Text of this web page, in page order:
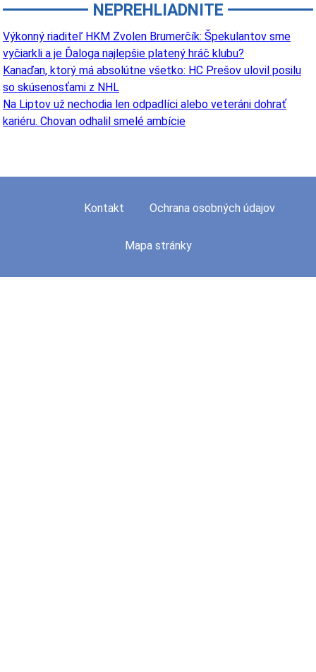
NEPREHLIADNITE
Výkonný riaditeľ HKM Zvolen Brumerčík: Špekulantov sme
vyčiarkli a je Ďaloga najlepšie platený hráč klubu?
Kanaďan, ktorý má absolútne všetko: HC Prešov ulovil posilu
so skúsenosťami z NHL
Na Liptov už nechodia len odpadlíci alebo veteráni dohrať
kariéru. Chovan odhalil smelé ambície
Kontakt Ochrana osobných údajov
Mapa stránky